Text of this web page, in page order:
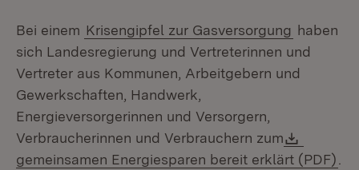
Bei einem Krisengipfel zur Gasversorgung haben
sich Landesregierung und Vertreterinnen und
Vertreter aus Kommunen, Arbeitgebern und
Gewerkschaften, Handwerk,
Energieversorgerinnen und Versorgern,
Verbraucherinnen und Verbrauchern zum
gemeinsamen Energiesparen bereit erklärt (PDF)